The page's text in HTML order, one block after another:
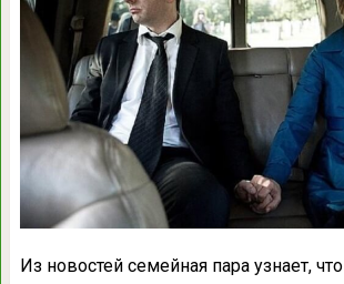
Из новостей семейная пара узнает,